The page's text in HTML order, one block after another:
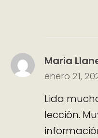
Maria
enero 21,
Lida
lección.